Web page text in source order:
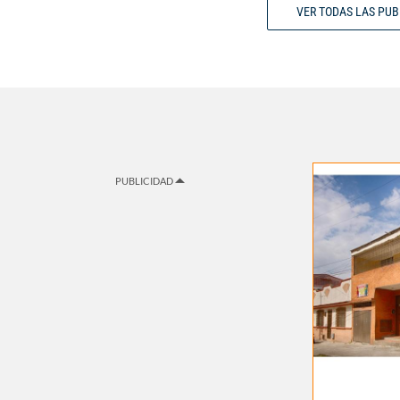
VER TODAS LAS
PUBLICIDAD